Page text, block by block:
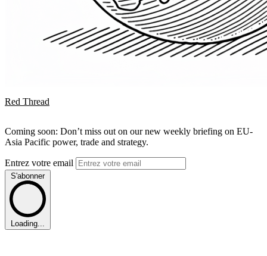
Red Thread
Coming soon: Don’t miss out on our new weekly briefing on EU-
Asia Pacific power, trade and strategy.
Entrez votre email
S'abonner
Loading...